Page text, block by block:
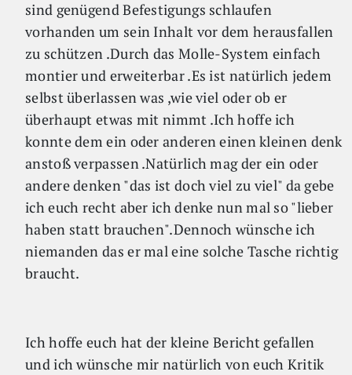
sind genügend Befestigungs schlaufen
vorhanden um sein Inhalt vor dem herausfallen
zu schützen .Durch das Molle-System einfach
montier und erweiterbar .Es ist natürlich jedem
selbst überlassen was ,wie viel oder ob er
überhaupt etwas mit nimmt .Ich hoffe ich
konnte dem ein oder anderen einen kleinen denk
anstoß verpassen .Natürlich mag der ein oder
andere denken "das ist doch viel zu viel" da gebe
ich euch recht aber ich denke nun mal so "lieber
haben statt brauchen".Dennoch wünsche ich
niemanden das er mal eine solche Tasche richtig
braucht.
Ich hoffe euch hat der kleine Bericht gefallen
und ich wünsche mir natürlich von euch Kritik